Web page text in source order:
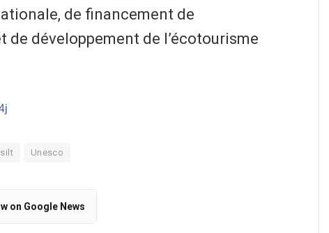
de financement de
développement de l’écotourisme
Unesco
on Google News